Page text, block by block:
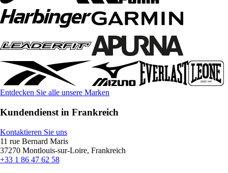
Entdecken Sie alle unsere Marken
Kundendienst in Frankreich
Kontaktieren Sie uns
11 rue Bernard Maris
37270 Montlouis-sur-Loire, Frankreich
+33 1 86 47 62 58